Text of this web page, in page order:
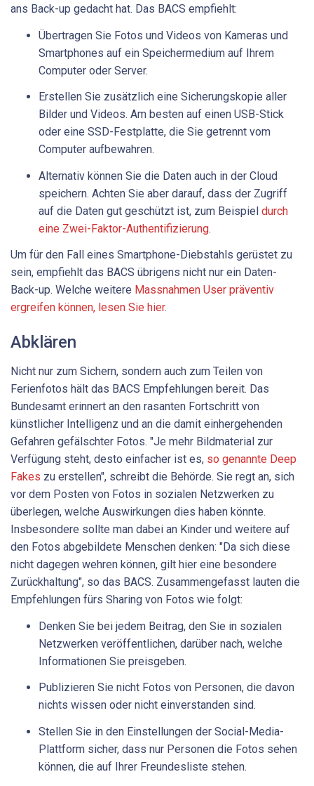
ans Back-up gedacht hat. Das BACS empfiehlt:
Übertragen Sie Fotos und Videos von Kameras und
Smartphones auf ein Speichermedium auf Ihrem
Computer oder Server.
Erstellen Sie zusätzlich eine Sicherungskopie aller
Bilder und Videos. Am besten auf einen USB-Stick
oder eine SSD-Festplatte, die Sie getrennt vom
Computer aufbewahren.
Alternativ können Sie die Daten auch in der Cloud
speichern. Achten Sie aber darauf, dass der Zugriff
auf die Daten gut geschützt ist, zum Beispiel durch
eine Zwei-Faktor-Authentifizierung.
Um für den Fall eines Smartphone-Diebstahls gerüstet zu
sein, empfiehlt das BACS übrigens nicht nur ein Daten-
Back-up. Welche weitere Massnahmen User präventiv
ergreifen können, lesen Sie hier.
Abklären
Nicht nur zum Sichern, sondern auch zum Teilen von
Ferienfotos hält das BACS Empfehlungen bereit. Das
Bundesamt erinnert an den rasanten Fortschritt von
künstlicher Intelligenz und an die damit einhergehenden
Gefahren gefälschter Fotos. "Je mehr Bildmaterial zur
Verfügung steht, desto einfacher ist es, so genannte Deep
Fakes zu erstellen", schreibt die Behörde. Sie regt an, sich
vor dem Posten von Fotos in sozialen Netzwerken zu
überlegen, welche Auswirkungen dies haben könnte.
Insbesondere sollte man dabei an Kinder und weitere auf
den Fotos abgebildete Menschen denken: "Da sich diese
nicht dagegen wehren können, gilt hier eine besondere
Zurückhaltung", so das BACS. Zusammengefasst lauten die
Empfehlungen fürs Sharing von Fotos wie folgt:
Denken Sie bei jedem Beitrag, den Sie in sozialen
Netzwerken veröffentlichen, darüber nach, welche
Informationen Sie preisgeben.
Publizieren Sie nicht Fotos von Personen, die davon
nichts wissen oder nicht einverstanden sind.
Stellen Sie in den Einstellungen der Social-Media-
Plattform sicher, dass nur Personen die Fotos sehen
können, die auf Ihrer Freundesliste stehen.